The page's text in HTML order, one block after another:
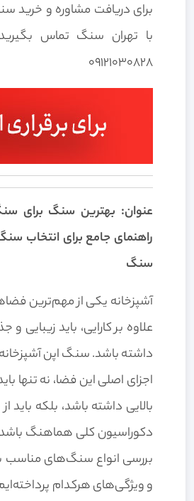
برای دریافت مشاوره و خرید
با تهران سنگ تماس
09121030828
عنوان: بهترین سنگ برای
راهنمای جامع برای انتخاب
سنگ
آشپزخانه یکی از مهم‌ترین
علاوه بر کارایی، باید
داشته باشد. سنگ اپن
اجزای اصلی این فضا، نه تنها
بالایی داشته باشد، بلکه باید
دکوراسیون کلی هماهنگ باشد.
بررسی انواع سنگ‌های مناسب
و ویژگی‌های هرکدام پرداخته‌ایم